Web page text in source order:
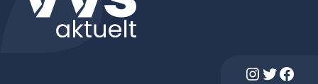
Instagram Twitter Facebook